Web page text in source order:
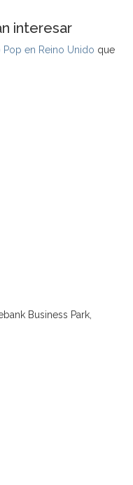
interesar
Pop en Reino Unido que
Business Park,